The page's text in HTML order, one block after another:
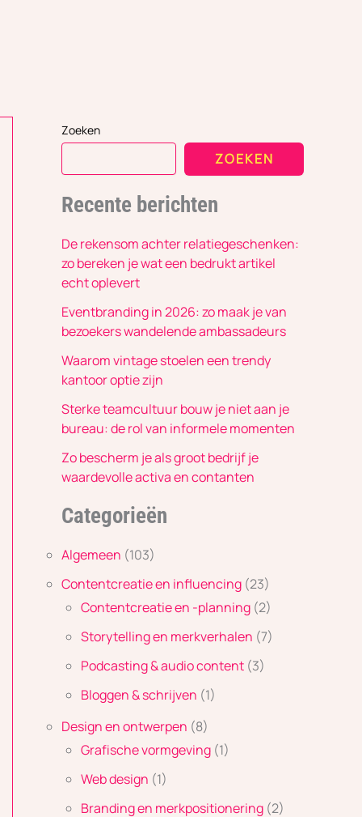
Zoeken
ZOEKEN
Recente berichten
De rekensom achter relatiegeschenken:
zo bereken je wat een bedrukt artikel
echt oplevert
Eventbranding in 2026: zo maak je van
bezoekers wandelende ambassadeurs
Waarom vintage stoelen een trendy
kantoor optie zijn
Sterke teamcultuur bouw je niet aan je
bureau: de rol van informele momenten
Zo bescherm je als groot bedrijf je
waardevolle activa en contanten
Categorieën
Algemeen (103)
Contentcreatie en influencing (23)
Contentcreatie en -planning (2)
Storytelling en merkverhalen (7)
Podcasting & audio content (3)
Bloggen & schrijven (1)
Design en ontwerpen (8)
Grafische vormgeving (1)
Web design (1)
Branding en merkpositionering (2)